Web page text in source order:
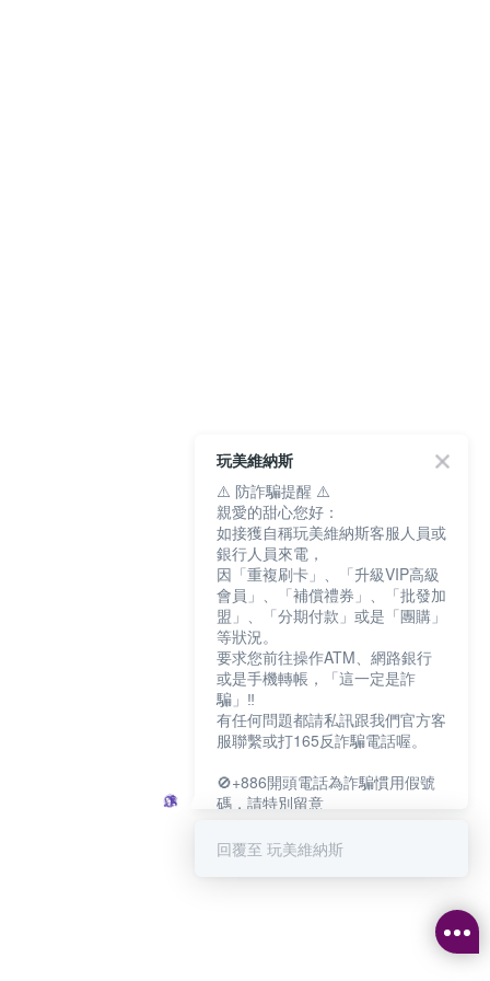
玩美維納斯
⚠️ 防詐騙提醒 ⚠️
親愛的甜心您好：
如接獲自稱玩美維納斯客服人員或
銀行人員來電，
因「重複刷卡」、「升級VIP高級
會員」、「補償禮券」、「批發加
盟」、「分期付款」或是「團購」
等狀況。
要求您前往操作ATM、網路銀行
或是手機轉帳，「這一定是詐
騙」‼️
有任何問題都請私訊跟我們官方客
服聯繫或打165反詐騙電話喔。
🚫+886開頭電話為詐騙慣用假號
碼，請特別留意
如何聯繫玩美維納斯客服?
可點擊下方對話框 "回覆 玩美維納
回覆至 玩美維納斯